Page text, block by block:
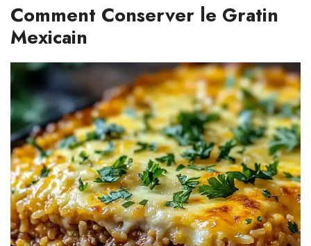
Comment Conserver le Gratin
Mexicain